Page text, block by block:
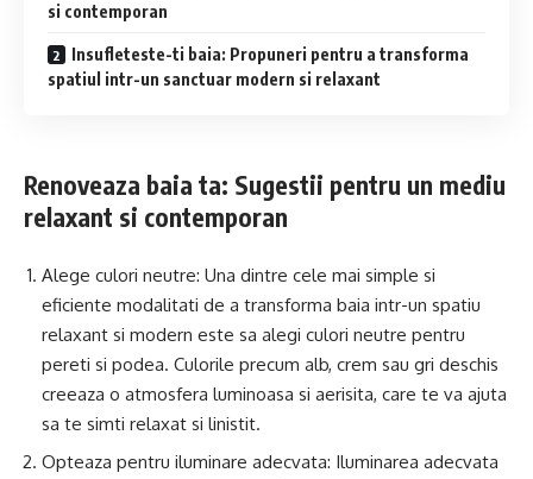
si contemporan
Insufleteste-ti baia: Propuneri pentru a transforma
spatiul intr-un sanctuar modern si relaxant
Renoveaza baia ta: Sugestii pentru un mediu
relaxant si contemporan
Alege culori neutre: Una dintre cele mai simple si
eficiente modalitati de a transforma baia intr-un spatiu
relaxant si modern este sa alegi culori neutre pentru
pereti si podea. Culorile precum alb, crem sau gri deschis
creeaza o atmosfera luminoasa si aerisita, care te va ajuta
sa te simti relaxat si linistit.
Opteaza pentru iluminare adecvata: Iluminarea adecvata